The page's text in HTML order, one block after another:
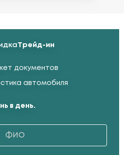
Трейд-ин
документов
автомобиля
в день.